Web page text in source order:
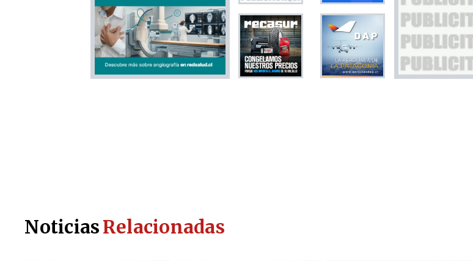
NoticiasRelacionadas